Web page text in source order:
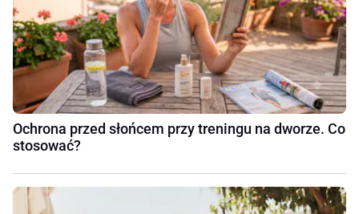
Ochrona przed słońcem przy treningu na dworze. Co
stosować?